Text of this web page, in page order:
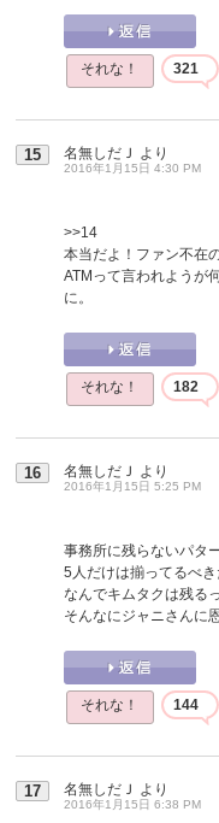
それな！ 321
15 名無しだＪ より
2016年1月15日 4:30 PM
>>14
本当だよ！ファン不在
ATMって言われようが
に。
それな！ 182
16 名無しだＪ より
2016年1月15日 5:25 PM
事務所に残らないパタ
5人だけは揃ってるべき
なんでキムタクは残る
そんなにジャニさんに
それな！ 144
17 名無しだＪ より
2016年1月15日 6:38 PM